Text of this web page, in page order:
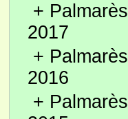
+ Palmarès
2017
+ Palmarès
2016
+ Palmarès